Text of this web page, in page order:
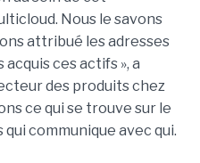
Nous le savons
attribué les adresses
acquis ces actifs », a
des produits chez
ce qui se trouve sur le
communique avec qui.